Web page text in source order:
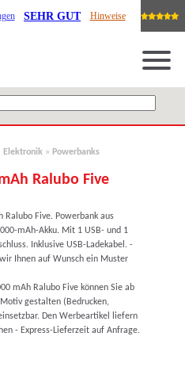
SEHR GUT Hinweise
Elektronik » Powerbanks
Ralubo Five
Ralubo Five. Powerbank aus
mAh-Akku. Mit 1 USB- und 1
Inklusive USB-Ladekabel. -
Ihnen auf Wunsch ein Muster
mAh Ralubo Five können Sie ab
gestalten (Bedrucken,
Den Werbeartikel liefern
- Express-Lieferzeit auf Anfrage.